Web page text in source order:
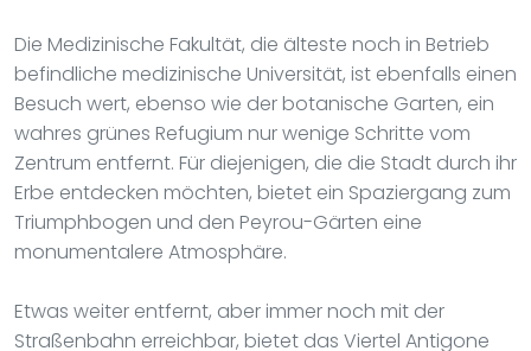
Die Medizinische Fakultät, die älteste noch in Betrieb
befindliche medizinische Universität, ist ebenfalls einen
Besuch wert, ebenso wie der botanische Garten, ein
wahres grünes Refugium nur wenige Schritte vom
Zentrum entfernt. Für diejenigen, die die Stadt durch ihr
Erbe entdecken möchten, bietet ein Spaziergang zum
Triumphbogen und den Peyrou-Gärten eine
monumentalere Atmosphäre.
Etwas weiter entfernt, aber immer noch mit der
Straßenbahn erreichbar, bietet das Viertel Antigone